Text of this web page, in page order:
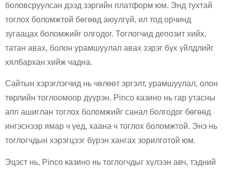
боловсруулсан дээд зэргийн платформ юм. Энд тухтай
тоглох боломжтой бөгөөд аюулгүй, ил тод орчинд
зугаацах боломжийг олгодог. Тоглогчид депозит хийх,
татан авах, болон урамшуулал авах зэрэг бүх үйлдлийг
хялбархан хийж чадна.
Сайтын хэрэглэгчид нь чөлөөт эргэлт, урамшуулал, олон
төрлийн тоглоомоор дүүрэн. Pinco казино нь гар утасны
апп ашиглан тоглох боломжийг санал болгодог бөгөөд
ингэснээр ямар ч үед, хаана ч тоглох боломжтой. Энэ нь
тоглогчдын хэрэгцээг бүрэн хангах зорилготой юм.
Эцэст нь, Pinco казино нь тоглогчдыг хүлээн авч, тэдний